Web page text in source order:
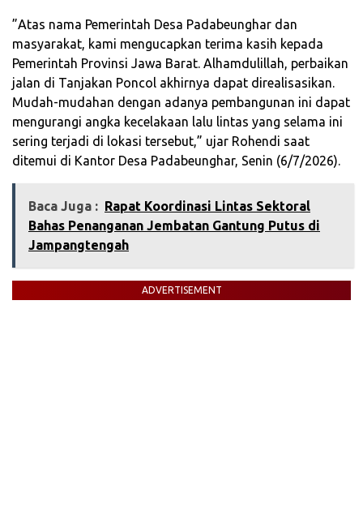
‎”Atas nama Pemerintah Desa Padabeunghar dan
masyarakat, kami mengucapkan terima kasih kepada
Pemerintah Provinsi Jawa Barat. Alhamdulillah, perbaikan
jalan di Tanjakan Poncol akhirnya dapat direalisasikan.
Mudah-mudahan dengan adanya pembangunan ini dapat
mengurangi angka kecelakaan lalu lintas yang selama ini
sering terjadi di lokasi tersebut,” ujar Rohendi saat
ditemui di Kantor Desa Padabeunghar, Senin (6/7/2026).
Baca Juga : Rapat Koordinasi Lintas Sektoral
Bahas Penanganan Jembatan Gantung Putus di
Jampangtengah
ADVERTISEMENT